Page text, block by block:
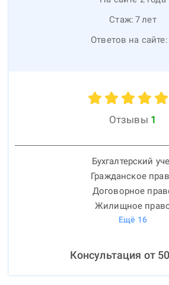
Стаж: 7лет
Ответов на сайте:
Отзывы 1
Бухгалтерский
Гражданское
Договорное
Жилищное
Ещё 16
Консультация от